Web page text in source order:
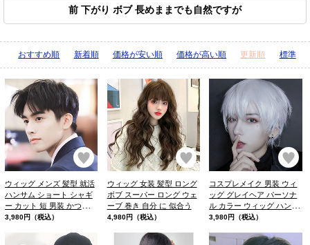
前 下がり ボブ 長めままでも自然ですが
表示順：おすすめ順 新着順 価格が安い順 価格が高い順 更新順 標準
お気に入り
ウィッグ メンズ 髪型 就活
ハンサム ショート シャギ
ー カット 短 男装 かつら
トムボーイ 髪型
3,980円（税込）
お気に入り
ウィッグ 女装 髪型 ロング
ボブ スーパー ロング ウェ
ーブ 巻き 自分 に 似合う
4,980円（税込）
お
コスプレメイク 男装 ウィ
ッグ グレイヘア パーソナ
ル カラー ウィッグ ハンサ
ム ショート 眉毛 アート メ
3,980円（税込）